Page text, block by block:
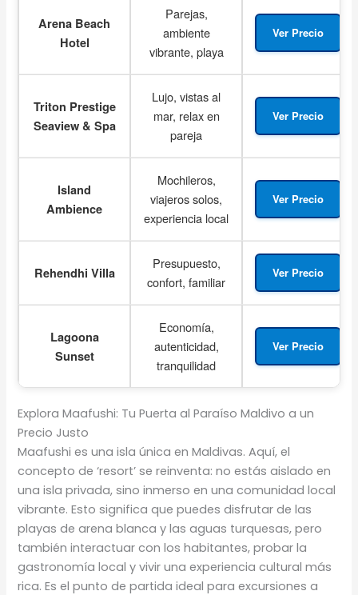
Arena Beach
Hotel
Parejas,
ambiente
vibrante, playa
Ver Precio
Triton Prestige
Seaview & Spa
Lujo, vistas al
mar, relax en
pareja
Ver Precio
Island
Ambience
Mochileros,
viajeros solos,
experiencia local
Ver Precio
Rehendhi Villa
Presupuesto,
confort, familiar
Ver Precio
Lagoona
Sunset
Economía,
autenticidad,
tranquilidad
Ver Precio
Explora Maafushi: Tu Puerta al Paraíso Maldivo a un
Precio Justo
Maafushi es una isla única en Maldivas. Aquí, el
concepto de ‘resort’ se reinventa: no estás aislado en
una isla privada, sino inmerso en una comunidad local
vibrante. Esto significa que puedes disfrutar de las
playas de arena blanca y las aguas turquesas, pero
también interactuar con los habitantes, probar la
gastronomía local y vivir una experiencia cultural más
rica. Es el punto de partida ideal para excursiones a